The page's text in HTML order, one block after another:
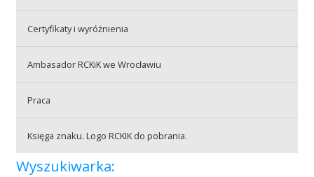
Certyfikaty i wyróżnienia
Ambasador RCKiK we Wrocławiu
Praca
Praca
Księga znaku. Logo RCKIK do pobrania.
Wyszukiwarka: